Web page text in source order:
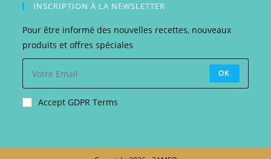
INSCRIPTION À LA NEWSLETTER
Pour être informé des nouvelles recettes, nouveaux
produits et offres spéciales
OK
Accept GDPR Terms